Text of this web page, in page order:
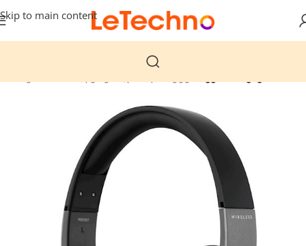
Skip to main content